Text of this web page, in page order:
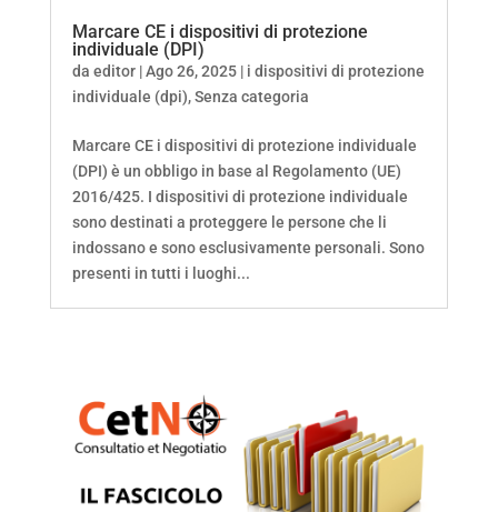
Marcare CE i dispositivi di protezione
individuale (DPI)
da editor|Ago 26, 2025| i dispositivi di protezione
individuale (dpi),Senza categoria
Marcare CE i dispositivi di protezione individuale
(DPI) è un obbligo in base al Regolamento (UE)
2016/425. I dispositivi di protezione individuale
sono destinati a proteggere le persone che li
indossano e sono esclusivamente personali. Sono
presenti in tutti i luoghi...